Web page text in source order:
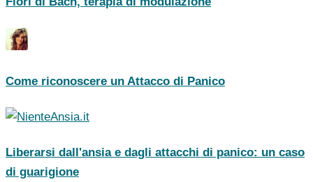
Come riconoscere un Attacco di Panico
Liberarsi dall'ansia e dagli attacchi di panico: un caso
di guarigione